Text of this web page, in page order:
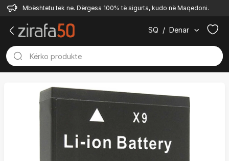
Mbështetu tek ne. Dërgesa 100% të sigurta, kudo në Maqedoni.
SQ / Denar